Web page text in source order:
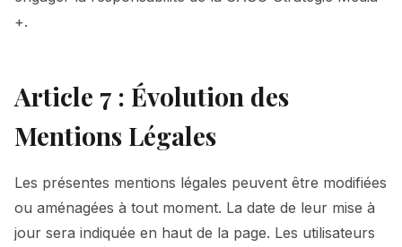
+.
Article 7 : Évolution des
Mentions Légales
Les présentes mentions légales peuvent être modifiées
ou aménagées à tout moment. La date de leur mise à
jour sera indiquée en haut de la page. Les utilisateurs